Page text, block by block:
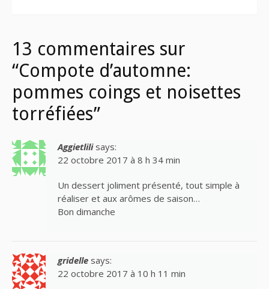
13 commentaires sur
“Compote d’automne:
pommes coings et noisettes
torréfiées”
Aggietlili says:
22 octobre 2017 à 8 h 34 min
Un dessert joliment présenté, tout simple à
réaliser et aux arômes de saison…
Bon dimanche
gridelle says:
22 octobre 2017 à 10 h 11 min